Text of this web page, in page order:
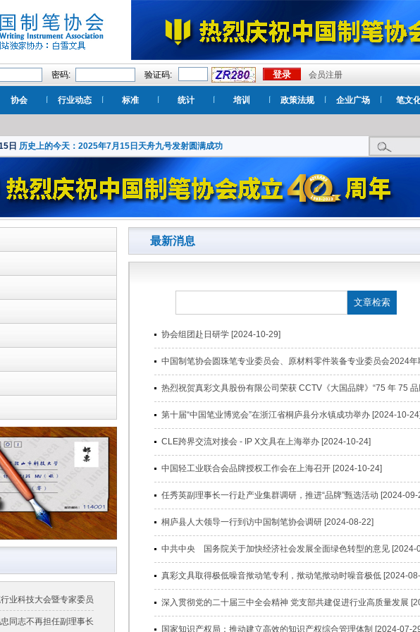
密码: 验证码: 会员注册
协会 行业动态 标准 统计 培训 政策法规 企业广场 笔文
日 历史上的今天：2025年7月15日天舟九号发射圆满成功
业科技大会暨专家委员
在北京隆重召开
同志不再担任副理事长
最新消息
协会组团赴日研学 [2024-10-29]
中国制笔协会圆珠笔专业委员会、原材料零件装备专业委员会2024
热烈祝贺真彩文具股份有限公司荣获 CCTV《大国品牌》“75 年 75
第十届“中国笔业博览会”在浙江省桐庐县分水镇成功举办 [2024-10-24]
CLE跨界交流对接会 - IP X文具在上海举办 [2024-10-24]
中国轻工业联合会品牌授权工作会在上海召开 [2024-10-24]
任秀英副理事长一行赴产业集群调研，推进“品牌”甄选活动 [2024-09-
桐庐县人大领导一行到访中国制笔协会调研 [2024-08-22]
中共中央 国务院关于加快经济社会发展全面绿色转型的意见 [2024-
真彩文具取得极低噪音揿动笔专利，揿动笔揿动时噪音极低 [2024-
深入贯彻党的二十届三中全会精神 党支部共建促进行业高质量发展
国家知识产权局：推动建立高效的知识产权综合管理体制 [2024-07-